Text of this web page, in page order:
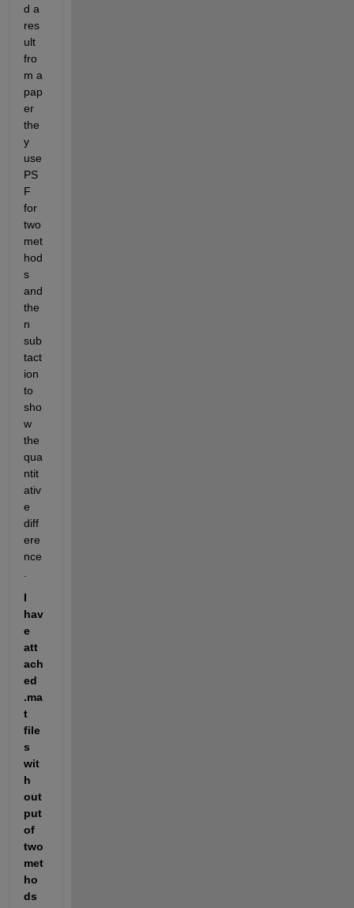
d a
res
ult
fro
m a
pap
er
the
y
use
PS
F
for
two
met
hod
s
and
the
n
sub
tact
ion
to
sho
w
the
qua
ntit
ativ
e
diff
ere
nce
I
hav
e
att
ach
ed
.ma
t
file
s
wit
h
out
put
of
two
met
ho
ds